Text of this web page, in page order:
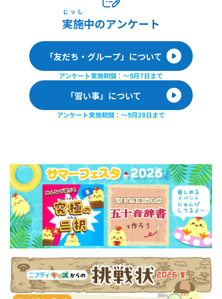
実施
じっし
中のアンケート
「友だち・グループ」について
アンケート実施期間：〜9月7日まで
「習い事」について
アンケート実施期間：〜9月28日まで